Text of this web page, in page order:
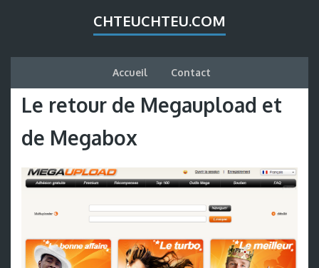
CHTEUCHTEU.COM
Accueil Contact
Le retour de Megaupload et
de Megabox